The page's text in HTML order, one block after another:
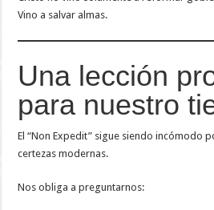
Vino a salvar almas.
Una lección
para nuestro
El “Non Expedit” sigue siendo incómodo
certezas modernas.
Nos obliga a preguntarnos: